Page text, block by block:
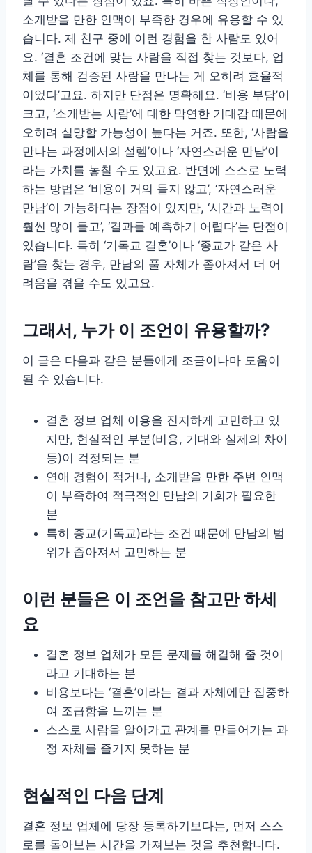
소개받을 만한 인맥이 부족한 경우에 유용할 수 있
습니다. 제 친구 중에 이런 경험을 한 사람도 있어
요. ‘결혼 조건에 맞는 사람을 직접 찾는 것보다, 업
체를 통해 검증된 사람을 만나는 게 오히려 효율적
이었다’고요. 하지만 단점은 명확해요. ‘비용 부담’이
크고, ‘소개받는 사람’에 대한 막연한 기대감 때문에
오히려 실망할 가능성이 높다는 거죠. 또한, ‘사람을
만나는 과정에서의 설렘’이나 ‘자연스러운 만남’이
라는 가치를 놓칠 수도 있고요. 반면에 스스로 노력
하는 방법은 ‘비용이 거의 들지 않고’, ‘자연스러운
만남’이 가능하다는 장점이 있지만, ‘시간과 노력이
훨씬 많이 들고’, ‘결과를 예측하기 어렵다’는 단점이
있습니다. 특히 ‘기독교 결혼’이나 ‘종교가 같은 사
람’을 찾는 경우, 만남의 풀 자체가 좁아져서 더 어
려움을 겪을 수도 있고요.
그래서, 누가 이 조언이 유용할까?
이 글은 다음과 같은 분들에게 조금이나마 도움이
될 수 있습니다.
결혼 정보 업체 이용을 진지하게 고민하고 있
지만, 현실적인 부분(비용, 기대와 실제의 차이
등)이 걱정되는 분
연애 경험이 적거나, 소개받을 만한 주변 인맥
이 부족하여 적극적인 만남의 기회가 필요한
분
특히 종교(기독교)라는 조건 때문에 만남의 범
위가 좁아져서 고민하는 분
이런 분들은 이 조언을 참고만 하세
요
결혼 정보 업체가 모든 문제를 해결해 줄 것이
라고 기대하는 분
비용보다는 ‘결혼’이라는 결과 자체에만 집중하
여 조급함을 느끼는 분
스스로 사람을 알아가고 관계를 만들어가는 과
정 자체를 즐기지 못하는 분
현실적인 다음 단계
결혼 정보 업체에 당장 등록하기보다는, 먼저 스스
로를 돌아보는 시간을 가져보는 것을 추천합니다.